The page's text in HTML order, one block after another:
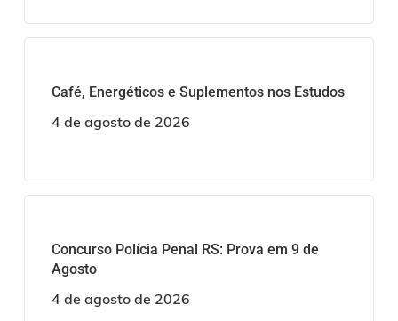
Café, Energéticos e Suplementos nos Estudos
4 de agosto de 2026
Concurso Polícia Penal RS: Prova em 9 de
Agosto
4 de agosto de 2026